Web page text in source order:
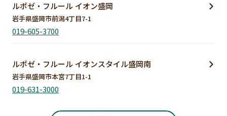
ルポゼ・フルール イオン盛岡
岩手県盛岡市前潟4丁目7-1
019-605-3700
ルポゼ・フルール イオンスタイル盛岡南
岩手県盛岡市本宮7丁目1-1
019-631-3000